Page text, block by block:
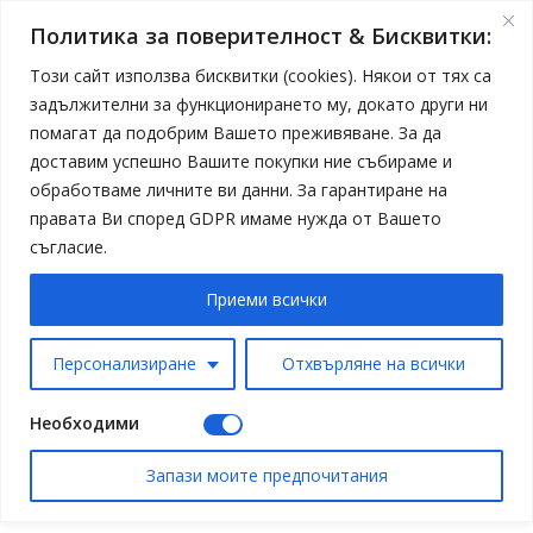
Политика за поверителност & Бисквитки:
Този сайт използва бисквитки (cookies). Някои от тях са
задължителни за функционирането му, докато други ни
помагат да подобрим Вашето преживяване. За да
доставим успешно Вашите покупки ние събираме и
обработваме личните ви данни. За гарантиране на
правата Ви според GDPR имаме нужда от Вашето
съгласие.
Персонализиране Отхвърляне на всички
Приеми всички
Необходими
Запази моите предпочитания